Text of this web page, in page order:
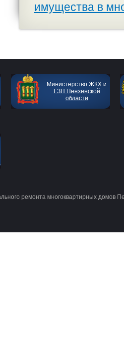
имущества в
Министерство ЖКХ и
ГЗН Пензенской
области
ремонта многоквартирных домов